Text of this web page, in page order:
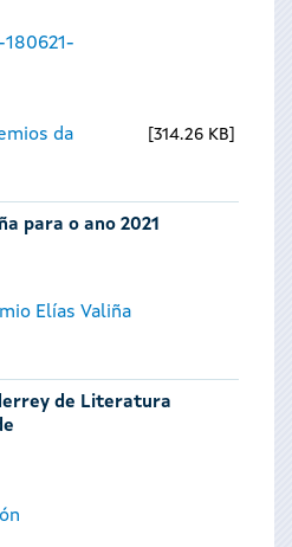
da
314.26 KB
para o ano 2021
Elías Valiña
de Literatura